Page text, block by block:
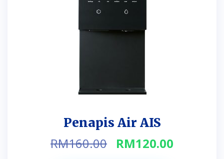
Penapis Air AIS
RM160.00 Original
RM120.00